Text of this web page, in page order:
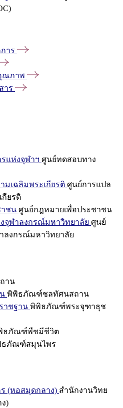
าร
ณภาพ
าร
แห่งจุฬาฯ ศูนย์ทดสอบทาง
มเฉลิมพระเกียรติ ศูนย์การแปล
กียรติ
าชน ศูนย์กฎหมายเพื่อประชาชน
จุฬาลงกรณ์มหาวิทยาลัย ศูนย์
ลงกรณ์มหาวิทยาลัย
าน
พิพิธภัณฑ์ชลทัศนสถาน
ชฐาน พิพิธภัณฑ์พระจุฑาธุช
ธภัณฑ์พืชมีชีวิต
ภัณฑ์สมุนไพร
(หอสมุดกลาง) สำนักงานวิทย
)